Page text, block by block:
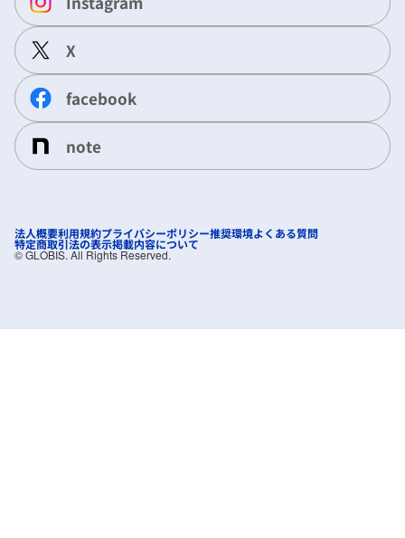
X
facebook
note
法人概要利用規約プライバシーポリシー推奨環境よくある質問
特定商取引法の表示掲載内容について
©︎ GLOBIS. All Rights Reserved.